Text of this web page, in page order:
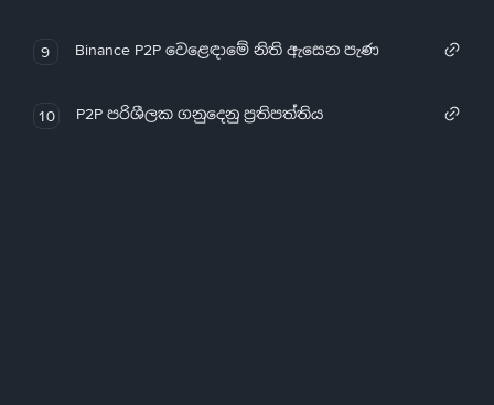
9 Binance P2P වෙළෙඳාමේ නිති ඇසෙන පැණ
10 P2P පරිශීලක ගනුදෙනු ප්‍රතිපත්තිය